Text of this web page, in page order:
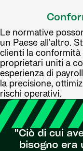
Le normative
un Paese all'altro.
clienti la
proprietari uniti a
esperienza di
la precisione,
rischi operativi.
"Ciò di cui
bisogno era